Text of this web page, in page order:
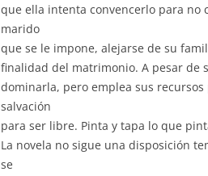
que ella intenta convencerlo para no
marido
que se le impone, alejarse de su
finalidad del matrimonio. A pesar de
dominarla, pero emplea sus
salvación
para ser libre. Pinta y tapa lo que
La novela no sigue una disposición
se